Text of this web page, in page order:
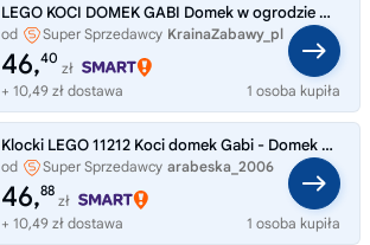
LEGO KOCI DOMEK GABI Domek w ogrodzie Wróżkici 11212
od Super Sprzedawcy KrainaZabawy_pl
46,40
zł
+ 10,49 zł dostawa
1 osoba kupiła
Klocki LEGO 11212 Koci domek Gabi - Domek w ogrodzie Wróżkici
od Super Sprzedawcy arabeska_2006
46,88
zł
+ 10,49 zł dostawa
1 osoba kupiła